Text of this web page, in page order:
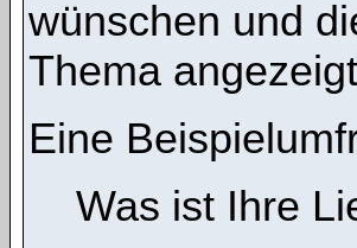
wünschen und
Thema
Eine
Was ist Ihre